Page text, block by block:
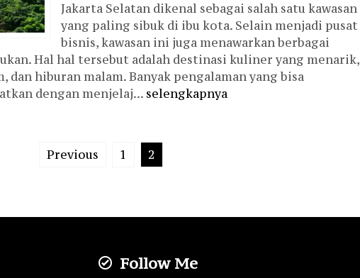
Jakarta Selatan dikenal sebagai salah satu kawasan
yang paling sibuk di ibu kota. Selain menjadi pusat
bisnis, kawasan ini juga menawarkan berbagai
Hal hal tersebut adalah destinasi kuliner yang menarik,
dan hiburan malam. Banyak pengalaman yang bisa
dengan menjelaj... selengkapnya
Previous 1 2
Follow Me